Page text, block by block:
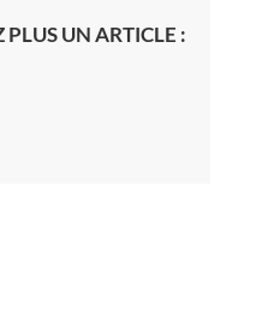
UN ARTICLE :